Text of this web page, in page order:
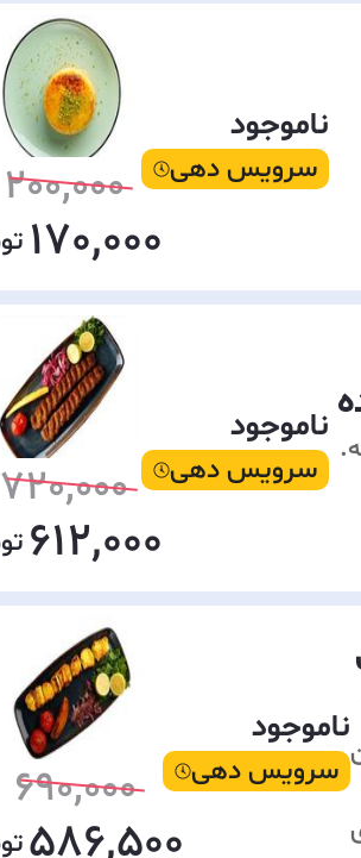
ناموجود
سرویس دهی 200,000
170,000
ناموجود
سرویس دهی 720,000
612,000
ناموجود
سرویس دهی 690,000
586,500